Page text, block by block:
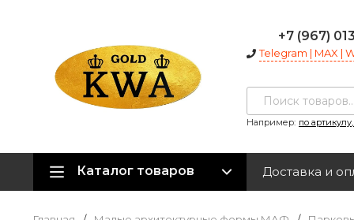
+7 (967)
Telegram | MAX |
Например: по
Каталог товаров Доставка и